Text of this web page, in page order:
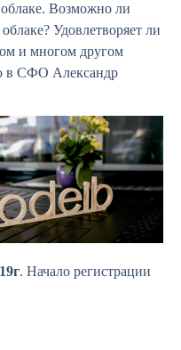
Возможно ли
Удовлетворяет ли
и многом другом
в СФО Александр
. Начало регистрации